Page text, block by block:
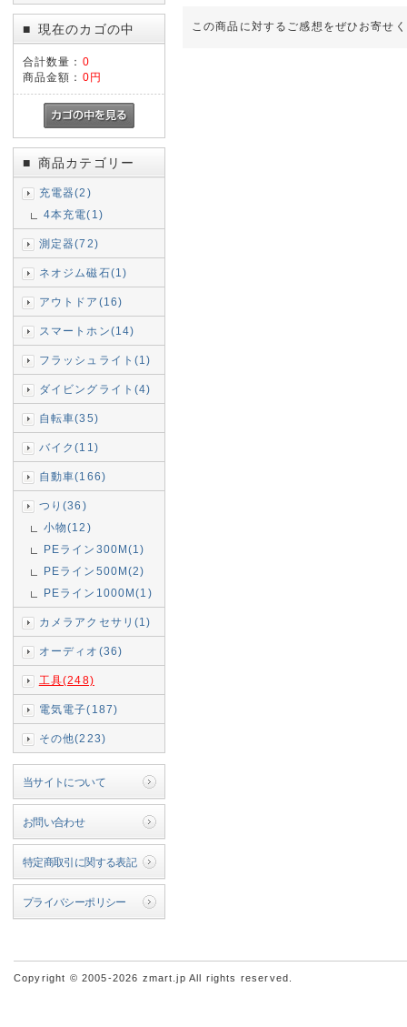
■ 現在のカゴの中
合計数量： 0
商品金額： 0円
■ 商品カテゴリー
充電器(2)
4本充電(1)
測定器(72)
ネオジム磁石(1)
アウトドア(16)
スマートホン(14)
フラッシュライト(1)
ダイビングライト(4)
自転車(35)
バイク(11)
自動車(166)
つり(36)
小物(12)
PEライン300M(1)
PEライン500M(2)
PEライン1000M(1)
カメラアクセサリ(1)
オーディオ(36)
工具(248)
電気電子(187)
その他(223)
当サイトについて
お問い合わせ
特定商取引に関する表記
プライバシーポリシー
この商品に対するご感想をぜひお寄せ
Copyright © 2005-2026 zmart.jp All rights reserved.